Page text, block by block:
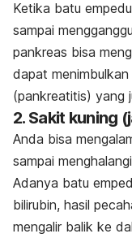
Ketika batu
sampai
pankreas bisa
dapat
(pankreatitis) yang
2. Sakit kuning (
Anda bisa
sampai
Adanya batu
bilirubin, hasil
mengalir balik ke